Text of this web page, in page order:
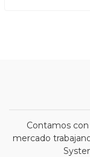
Contamos
mercado